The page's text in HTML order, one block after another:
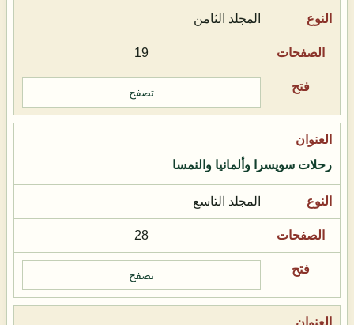
المجلد الثامن
19
تصفح
رحلات سويسرا وألمانيا والنمسا
المجلد التاسع
28
تصفح